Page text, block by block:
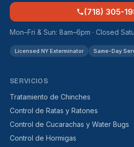
(718) 305-
Mon–Fri & Sun: 8am–6pm · Closed
Licensed NY Exterminator Same-Day
SERVICIOS
Tratamiento de Chinches
Control de Ratas y Ratones
Control de Cucarachas y Water Bugs
Control de Hormigas